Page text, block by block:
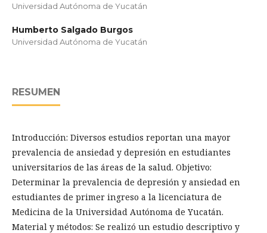
Universidad Autónoma de Yucatán
Humberto Salgado Burgos
Universidad Autónoma de Yucatán
RESUMEN
Introducción: Diversos estudios reportan una mayor
prevalencia de ansiedad y depresión en estudiantes
universitarios de las áreas de la salud. Objetivo:
Determinar la prevalencia de depresión y ansiedad en
estudiantes de primer ingreso a la licenciatura de
Medicina de la Universidad Autónoma de Yucatán.
Material y métodos: Se realizó un estudio descriptivo y